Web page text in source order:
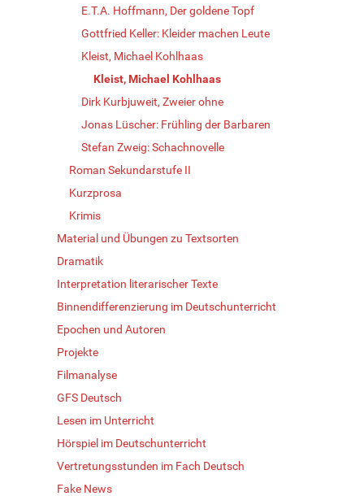
E.T.A. Hoffmann, Der goldene Topf
Gottfried Keller: Kleider machen Leute
Kleist, Michael Kohlhaas
Kleist, Michael Kohlhaas
Dirk Kurbjuweit, Zweier ohne
Jonas Lüscher: Frühling der Barbaren
Stefan Zweig: Schachnovelle
Roman Sekundarstufe II
Kurzprosa
Krimis
Material und Übungen zu Textsorten
Dramatik
Interpretation literarischer Texte
Binnendifferenzierung im Deutschunterricht
Epochen und Autoren
Projekte
Filmanalyse
GFS Deutsch
Lesen im Unterricht
Hörspiel im Deutschunterricht
Vertretungsstunden im Fach Deutsch
Fake News